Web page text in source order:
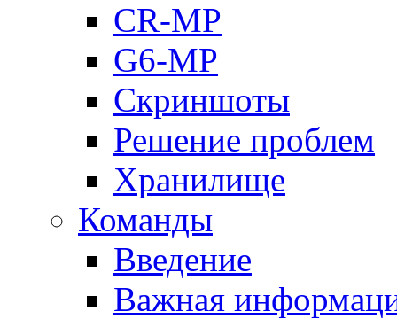
CR-MP
G6-MP
Скриншоты
Решение проблем
Хранилище
Команды
Введение
Важная